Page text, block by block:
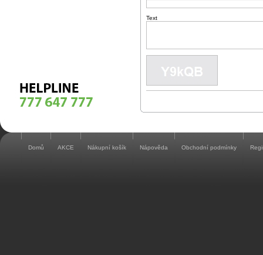
Text
Domů AKCE Nákupní košík Nápověda Obchodní podmínky